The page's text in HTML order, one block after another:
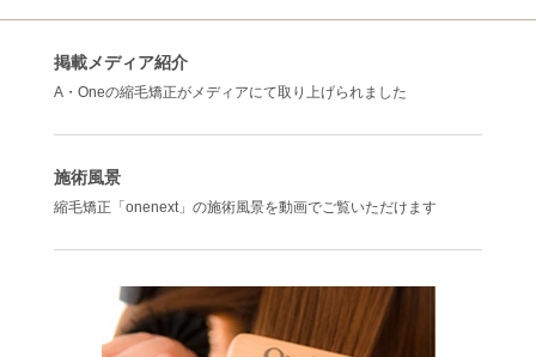
き合いで、私以上に私の髪のことをよく知っ
ます。
今回お願いしたのは部分NEXT。
で、産毛のわがままっぷりをねじ伏せてくれ
また、今回初めて炭酸デトックスと水トリー
どちらも変化は目に見えるものではありませ
んが、髪を洗った翌日、「あれ？なんか、髪
掲載メディア紹介
A・Oneの縮毛矯正がメディアにて取り上げられました
施術風景
縮毛矯正「onenext」の施術風景を動画でご覧いただけます